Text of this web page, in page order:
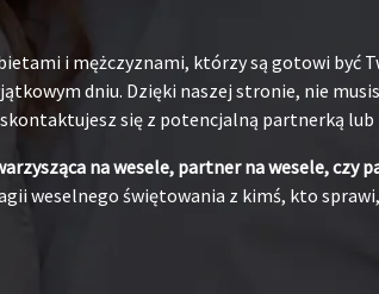
i mężczyznami, którzy są gotowi być
dniu. Dzięki naszej stronie, nie
się z potencjalną partnerką
na wesele, partner na wesele, czy
weselnego świętowania z kimś, kto